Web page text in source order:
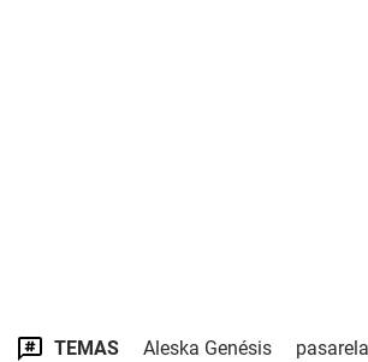
TEMAS Aleska Genésis
pasarela